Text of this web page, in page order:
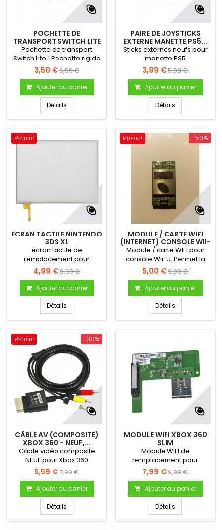
POCHETTE DE
TRANSPORT SWITCH LITE
- NOIRE,...
Pochette de transport
Switch Lite ! Pochette rigide
pour Switch Lite Rabat
interne pour protéger
l'écran Emplacement pour
ranger les cartouches et
accessoire Couleur noire
3,50 €6,99 €
Ajouter au panier
Détails
PAIRE DE JOYSTICKS
EXTERNE MANETTE PS5...
Sticks externes neufs pour
manette PS5
3,99 €5,99 €
Ajouter au panier
Détails
Promo!
ECRAN TACTILE NINTENDO
3DS XL
écran tactile de
remplacement pour
console Nintendo 3DS XL
4,99 €6,99 €
Ajouter au panier
Détails
Promo!
MODULE / CARTE WIFI
(INTERNET) CONSOLE WII-
U
Module / carte WIFI pour
console Wii-U. Permet la
connexion internet en WIFI
de la console
5,00 €9,99 €
-50%
Ajouter au panier
Détails
Promo!
CÂBLE AV (COMPOSITE)
XBOX 360 - NEUF,...
Câble vidéo composite
NEUF pour Xbox 360
5,59 €7,99 €
-30%
Ajouter au panier
Détails
MODULE WIFI XBOX 360
SLIM
Module WIFI de
remplacement pour
console Xbox 360 Slim.
7,99 €9,99 €
Ajouter au panier
Détails